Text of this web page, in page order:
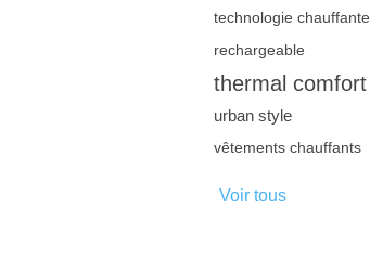
technologie chauffante
rechargeable
thermal comfort
urban style
vêtements chauffants
Voir tous